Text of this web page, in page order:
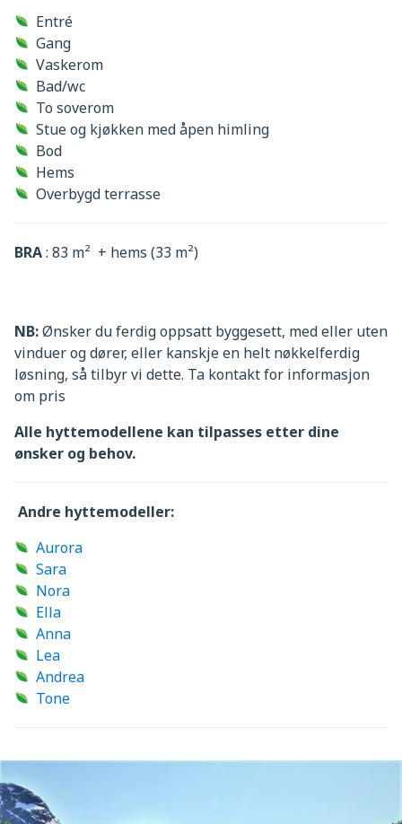
Entré
Gang
Vaskerom
Bad/wc
To soverom
Stue og kjøkken med åpen himling
Bod
Hems
Overbygd terrasse
BRA: 83 m² + hems (33 m²)
NB:Ønsker du ferdig oppsatt byggesett, med eller uten
vinduer og dører, eller kanskje en helt nøkkelferdig
løsning, så tilbyr vi dette. Ta kontakt for informasjon
om pris
Alle hyttemodellene kan tilpasses etter dine
ønsker og behov.
Andre hyttemodeller:
Aurora
Sara
Nora
Ella
Anna
Lea
Andrea
Tone